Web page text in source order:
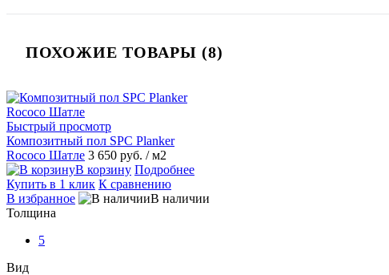
ПОХОЖИЕ ТОВАРЫ (8)
Быстрый просмотр
Композитный пол SPC Planker
Rococo Шатле 3 650 руб. / м2
В корзину Подробнее
Купить в 1 клик К сравнению
В избранное
В наличии
Толщина
5
Вид